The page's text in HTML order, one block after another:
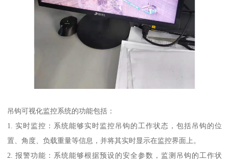
吊钩可视化监控系统的功能包括：
1. 实时监控：系统能够实时监控吊钩的工作状态，包括吊钩的位
置、角度、负载重量等信息，并将其实时显示在监控界面上。
2. 报警功能：系统能够根据预设的安全参数，监测吊钩的工作状